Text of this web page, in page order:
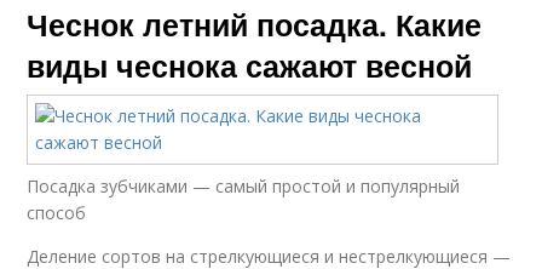
Чеснок летний посадка. Какие
виды чеснока сажают весной
Посадка зубчиками — самый простой и популярный
способ
Деление сортов на стрелкующиеся и нестрелкующиеся —